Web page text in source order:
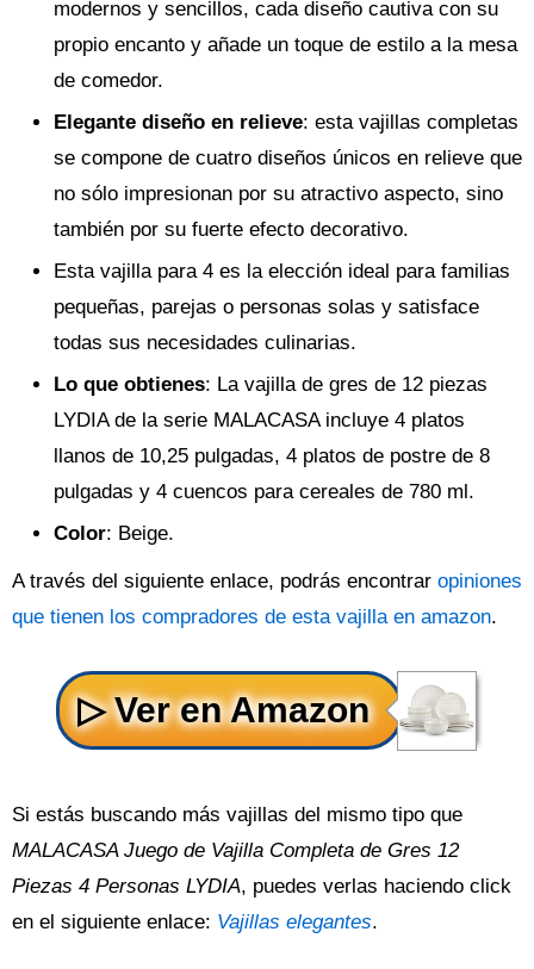
modernos y sencillos, cada diseño cautiva con su
propio encanto y añade un toque de estilo a la mesa
de comedor.
Elegante diseño en relieve: esta vajillas completas
se compone de cuatro diseños únicos en relieve que
no sólo impresionan por su atractivo aspecto, sino
también por su fuerte efecto decorativo.
Esta vajilla para 4 es la elección ideal para familias
pequeñas, parejas o personas solas y satisface
todas sus necesidades culinarias.
Lo que obtienes: La vajilla de gres de 12 piezas
LYDIA de la serie MALACASA incluye 4 platos
llanos de 10,25 pulgadas, 4 platos de postre de 8
pulgadas y 4 cuencos para cereales de 780 ml.
Color: Beige.
A través del siguiente enlace, podrás encontrar opiniones
que tienen los compradores de esta vajilla en amazon.
Si estás buscando más vajillas del mismo tipo que
MALACASA Juego de Vajilla Completa de Gres 12
Piezas 4 Personas LYDIA, puedes verlas haciendo click
en el siguiente enlace: Vajillas elegantes.